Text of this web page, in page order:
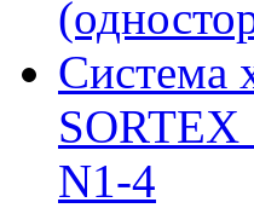
Система
SORTEX
N1-4